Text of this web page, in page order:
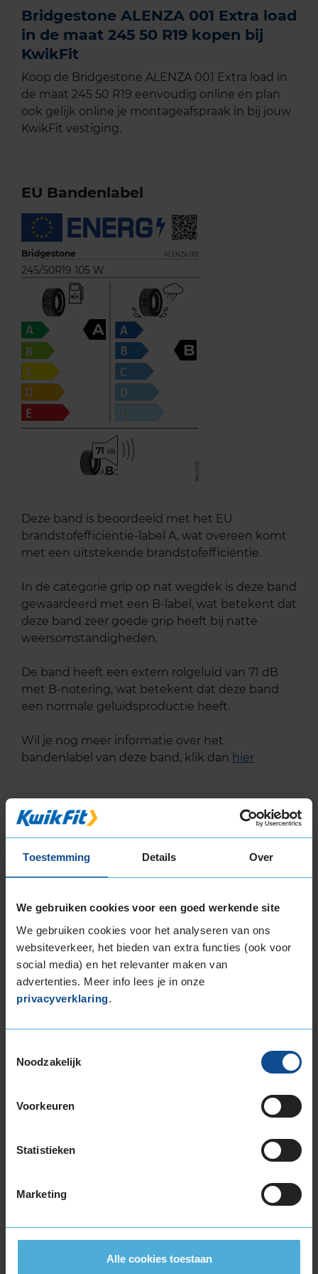
Toestemming Details Over
We gebruiken cookies voor een goed werkende site
We gebruiken cookies voor het analyseren van ons
websiteverkeer, het bieden van extra functies (ook voor
social media) en het relevanter maken van
advertenties. Meer info lees je in onze
privacyverklaring.
Noodzakelijk
Voorkeuren
Statistieken
Marketing
Alle cookies toestaan
Bridgestone ALENZA 001 Extra load
in de maat 245 50 R19 kopen bij
KwikFit
Koop de Bridgestone ALENZA 001 Extra load in
de maat 245 50 R19 eenvoudig online en plan
ook gelijk online je montageafspraak in bij jouw
KwikFit vestiging.
EU Bandenlabel
Bridgestone ALENZA 001
245/50R19 105 W
A
B
71
ABC
Deze band is beoordeeld met het EU
brandstofefficiëntie-label A, wat overeen komt
met een uitstekende brandstofefficiëntie.
In de categorie grip op nat wegdek is deze band
gewaardeerd met een B-label, wat betekent dat
deze band zeer goede grip heeft bij natte
weersomstandigheden.
De band heeft een extern rolgeluid van 71 dB
met B-notering, wat betekent dat deze band
een normale geluidsproductie heeft.
Wil je nog meer informatie over het
bandenlabel van deze band, klik dan hier
Klantbeoordelingen
6,0 Algemeen
Geluid
10,0
Grip
9,0
Comfort
5,0
Band 245/50R19 105W EXTRALOAD
Datum beoordeling25 mei 2024
Auto BMW X3 xDrive 30e 2.0 Plug-In Hybrid SUV
Kilometer per jaar50.000 km of meer
10,0
BMW X3 xDrive 20i 2.0 SUV 4-cil. B 184pk